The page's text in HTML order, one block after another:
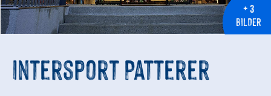
+ 3
BILDER
Intersport Patterer